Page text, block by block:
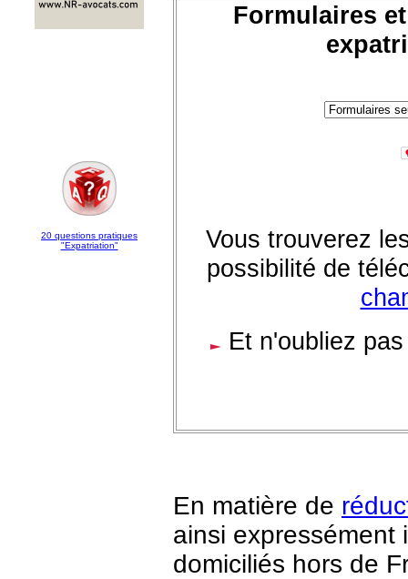
20 questions pratiques
"Expatriation"
Formulaires
Vous trouverez
possibilité de
Et n'oubliez
En matière de
ainsi expressément
domiciliés hors de